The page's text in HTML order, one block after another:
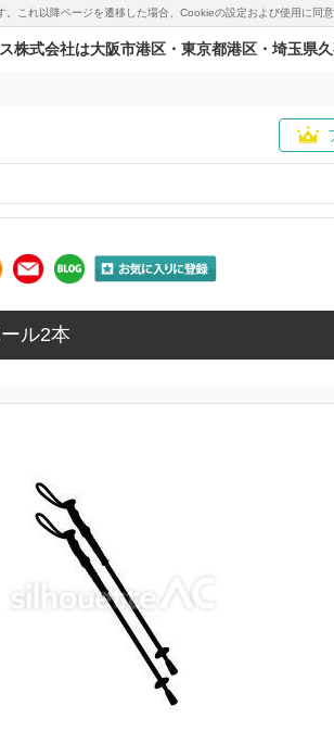
これ以降ページを遷移した場合、Cookieの設定および使用に同
株式会社は大阪市港区・東京都港区・埼玉県
ル2本